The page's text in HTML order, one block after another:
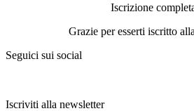
Iscrizione
Grazie per esserti iscritto
Seguici sui social
Iscriviti alla newsletter